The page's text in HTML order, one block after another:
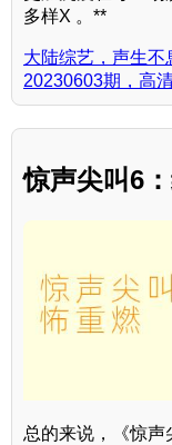
多样X 。**
大陆综艺，声生不
20230603期，高
惊声尖叫6
总的来说，《惊声